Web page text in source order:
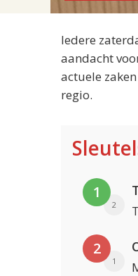
Iedere
aandacht
actuele
regio.
1
2
2
1